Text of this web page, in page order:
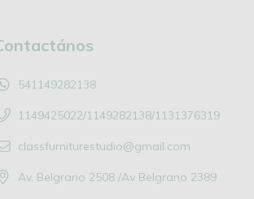
541149282138
1149425022/1149282138/1131376319
classfurniturestudio@gmail.com
Av. Belgrano 2508 /Av Belgrano 2389